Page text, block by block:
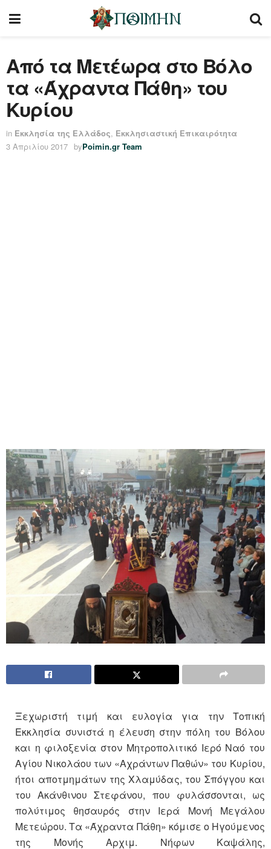
Από τα Μετέωρα στο Βόλο
τα «Άχραντα Πάθη» του
Κυρίου
in Εκκλησία της Ελλάδος, Εκκλησιαστική Επικαιρότητα
3 Απριλίου 2017 byPoimin.gr Team
Ξεχωριστή τιμή και ευλογία για την Τοπική
Εκκλησία συνιστά η έλευση στην πόλη του Βόλου
και η φιλοξενία στον Μητροπολιτικό Ιερό Ναό του
Αγίου Νικολάου των «Αχράντων Παθών» του Κυρίου,
ήτοι αποτμημάτων της Χλαμύδας, του Σπόγγου και
του Ακάνθινου Στεφάνου, που φυλάσσονται, ως
πολύτιμος θησαυρός στην Ιερά Μονή Μεγάλου
Μετεώρου. Τα «Άχραντα Πάθη» κόμισε ο Ηγούμενος
της Μονής Αρχιμ. Νήφων Καψάλης,